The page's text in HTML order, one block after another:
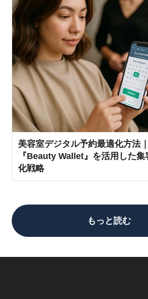
美容室デジタル予約最適化方法
『Beauty Wallet』を活用した
化戦略
もっと読む